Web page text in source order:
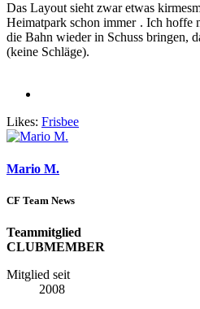
Das Layout sieht zwar etwas
Heimatpark schon immer . Ich hoffe
die Bahn wieder in Schuss bringen,
(keine Schläge).
Likes: Frisbee
Mario M.
CF Team News
Teammitglied
CLUBMEMBER
Mitglied seit
2008